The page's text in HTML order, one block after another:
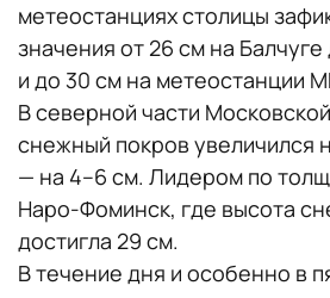
метеостанциях столицы
значения от 26 см на
и до 30 см на метеостанции
В северной части
снежный покров увеличился
— на 4–6 см. Лидером по
Наро-Фоминск, где высота
достигла 29 см.
В течение дня и особенно в